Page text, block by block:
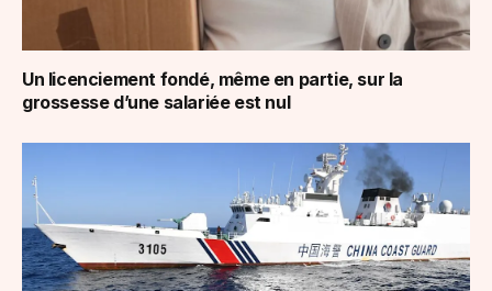
Un licenciement fondé, même en partie, sur la
grossesse d’une salariée est nul